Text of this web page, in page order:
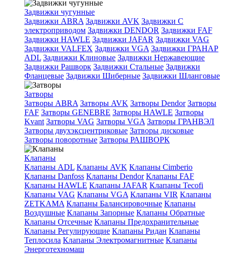
Задвижки чугунные
Задвижки ABRA Задвижки AVK Задвижки C
электроприводом Задвижки DENDOR Задвижки FAF
Задвижки HAWLE Задвижки JAFAR Задвижки VAG
Задвижки VALFEX Задвижки VGA Задвижки ГРАНАР
ADL Задвижки Клиновые Задвижки Нержавеющие
Задвижки Рашворк Задвижки Стальные Задвижки
Фланцевые Задвижки Шиберные Задвижки Шланговые
Затворы
Затворы ABRA Затворы AVK Затворы Dendor Затворы
FAF Затворы GENEBRE Затворы HAWLE Затворы
Kvant Затворы VAG Затворы VGA Затворы ГРАНВЭЛ
Затворы двухэксцентриковые Затворы дисковые
Затворы поворотные Затворы РАШВОРК
Клапаны
Клапаны ADL Клапаны AVK Клапаны Cimberio
Клапаны Danfoss Клапаны Dendor Клапаны FAF
Клапаны HAWLE Клапаны JAFAR Клапаны Tecofi
Клапаны VAG Клапаны VGA Клапаны VIR Клапаны
ZETKAMA Клапаны Балансировочные Клапаны
Воздушные Клапаны Запорные Клапаны Обратные
Клапаны Отсечные Клапаны Предохранительные
Клапаны Регулирующие Клапаны Ридан Клапаны
Теплосила Клапаны Электромагнитные Клапаны
Энерготехномаш